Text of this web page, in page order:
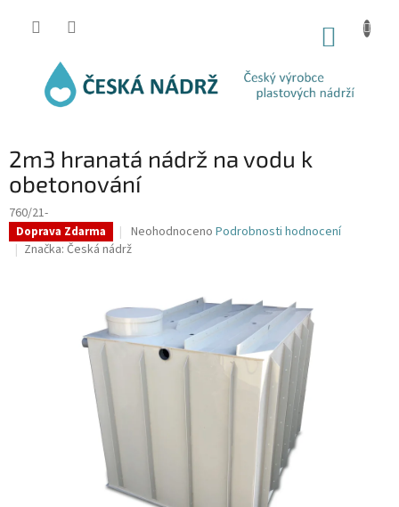
2m3 hranatá nádrž na vodu k
obetonování
760/21-
Doprava Zdarma
Průměrné
hodnocení
z
5
hvězdiček.
Neohodnoceno Podrobnosti hodnocení
Značka: Česká nádrž